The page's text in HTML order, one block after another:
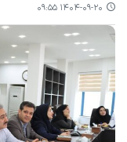
۱۴۰۴-۰۹-۲۰ ۰۹:۵۵